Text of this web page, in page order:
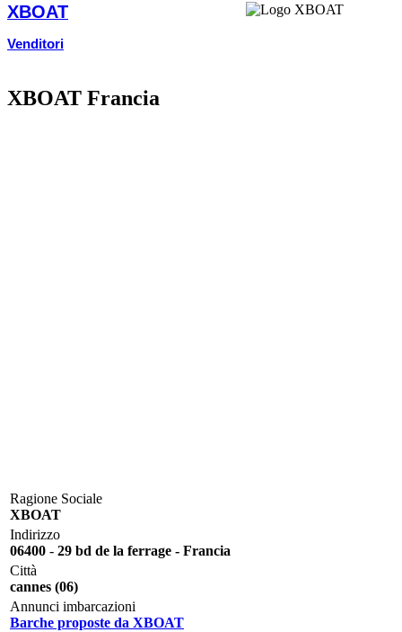
XBOAT
Venditori
XBOAT Francia
Ragione Sociale
XBOAT
Indirizzo
06400 - 29 bd de la ferrage - Francia
Città
cannes (06)
Annunci imbarcazioni
Barche proposte da XBOAT